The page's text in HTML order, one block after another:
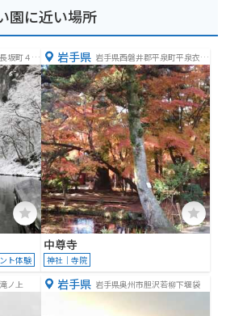
園に近い場所
坂町４６
ト体験
岩手県 岩手県西磐井郡平泉町平泉衣関
２０２
中尊寺
神社｜寺院
ノ上 岩手県 岩手県奥州市胆沢若柳下堰袋